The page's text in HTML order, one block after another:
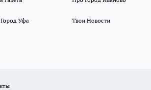
Уфа Твои Новости